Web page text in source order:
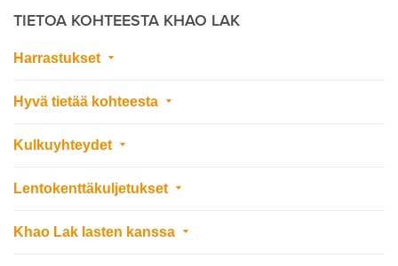
TIETOA KOHTEESTA KHAO LAK
Harrastukset
Hyvä tietää kohteesta
Kulkuyhteydet
Lentokenttäkuljetukset
Khao Lak lasten kanssa